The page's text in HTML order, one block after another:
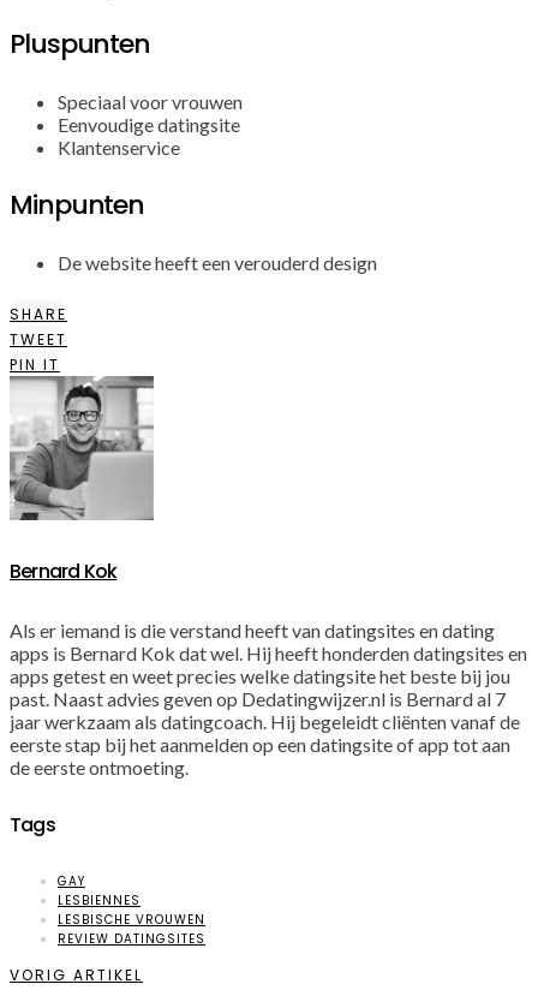
Pluspunten
Speciaal voor vrouwen
Eenvoudige datingsite
Klantenservice
Minpunten
De website heeft een verouderd design
SHARE
TWEET
PIN IT
Bernard Kok
Als er iemand is die verstand heeft van datingsites en dating
apps is Bernard Kok dat wel. Hij heeft honderden datingsites en
apps getest en weet precies welke datingsite het beste bij jou
past. Naast advies geven op Dedatingwijzer.nl is Bernard al 7
jaar werkzaam als datingcoach. Hij begeleidt cliënten vanaf de
eerste stap bij het aanmelden op een datingsite of app tot aan
de eerste ontmoeting.
Tags
GAY
LESBIENNES
LESBISCHE VROUWEN
REVIEW DATINGSITES
VORIG ARTIKEL